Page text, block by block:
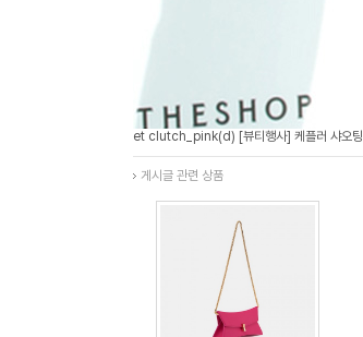
et clutch_pink(d) [뷰티행사] 케플러 샤오팅
게시글 관련 상품